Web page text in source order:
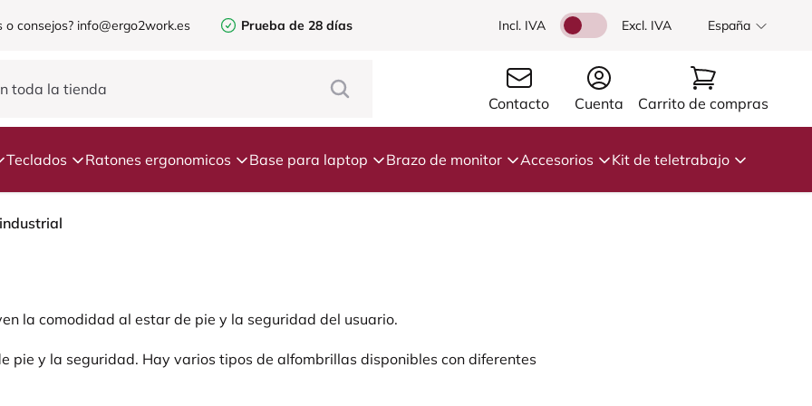
o consejos? info@ergo2work.es Prueba de 28 días Incl. IVA Excl. IVA España
Contacto Cuenta Carrito de compras
Teclados Ratones ergonomicos Base para laptop Brazo de monitor Accesorios Kit de teletrabajo
la comodidad al estar de pie y la seguridad del usuario.
pie y la seguridad. Hay varios tipos de alfombrillas disponibles con diferentes
de pie y la seguridad, como antideslizantes, drenaje de agua, antifatiga,